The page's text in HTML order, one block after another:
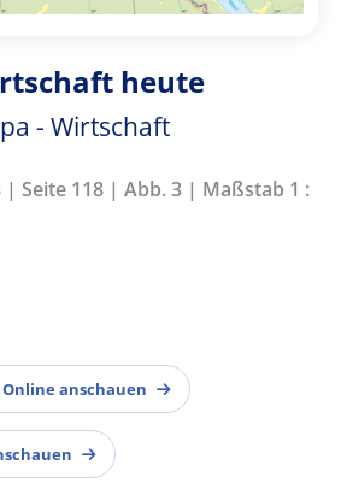
heute
- Wirtschaft
| Seite 118 | Abb. 3 | Maßstab 1 :
anschauen